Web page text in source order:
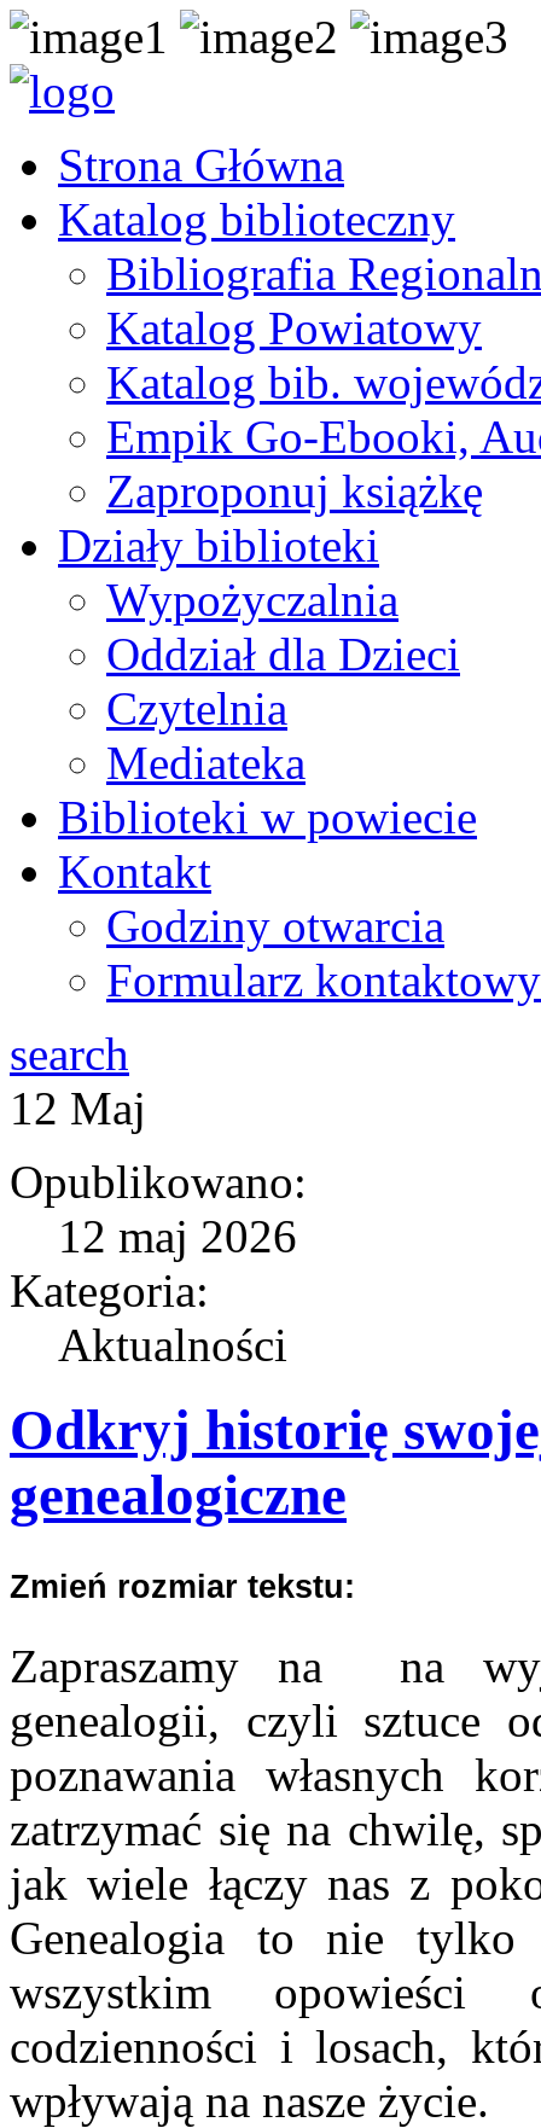
Strona Główna
Katalog biblioteczny
Bibliografia
Katalog Powiatowy
Katalog bib.
Empik Go-Ebooki,
Zaproponuj książkę
Działy biblioteki
Wypożyczalnia
Oddział dla Dzieci
Czytelnia
Mediateka
Biblioteki w powiecie
Kontakt
Godziny otwarcia
Formularz kontaktowy
search
12 Maj
Opublikowano:
12 maj 2026
Kategoria:
Aktualności
Odkryj historię
genealogiczne
Zmień rozmiar tekstu:
Zapraszamy na na
genealogii, czyli sztuce
poznawania własnych
zatrzymać się na chwilę,
jak wiele łączy nas z
Genealogia to nie
wszystkim
codzienności i losach,
wpływają na nasze życie.